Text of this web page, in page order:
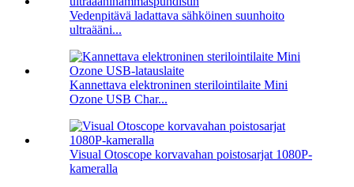
Vedenpitävä ladattava sähköinen suunhoito
ultraääni...
Kannettava elektroninen sterilointilaite Mini
Ozone USB Char...
Visual Otoscope korvavahan poistosarjat 1080P-
kameralla